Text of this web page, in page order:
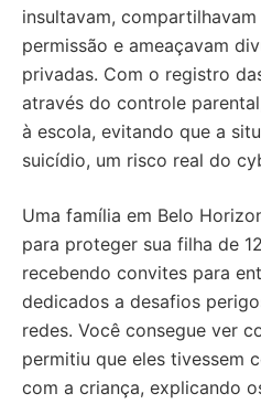
insultavam,
permissão e ameaçavam
privadas. Com o registro
através do controle
à escola, evitando que a
suicídio, um risco real do
Uma família em Belo
para proteger sua filha de
recebendo convites para
dedicados a desafios
redes. Você consegue ver
permitiu que eles tivessem
com a criança, explicando